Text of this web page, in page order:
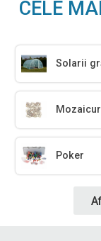
CELE
Solarii
Poker